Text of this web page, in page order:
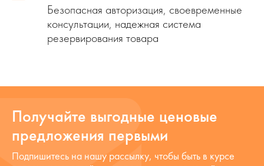
Безопасная авторизация, своевременные
консультации, надежная система
резервирования товара
Получайте выгодные ценовые
предложения первыми
Подпишитесь на нашу рассылку, чтобы быть в курсе